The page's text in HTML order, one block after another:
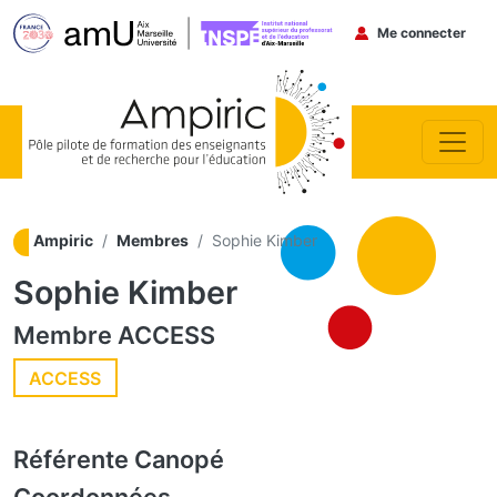
Menu du
Me connecter
Ampiric Membres Sophie Kimber
Sophie Kimber
Membre ACCESS
ACCESS
Référente Canopé